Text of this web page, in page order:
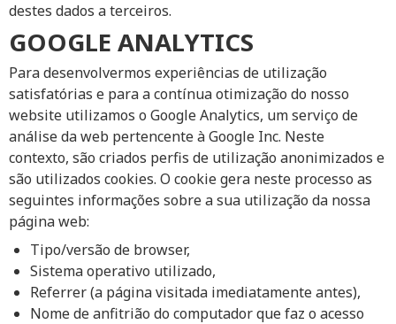
destes dados a terceiros.
GOOGLE ANALYTICS
Para desenvolvermos experiências de utilização
satisfatórias e para a contínua otimização do nosso
website utilizamos o Google Analytics, um serviço de
análise da web pertencente à Google Inc. Neste
contexto, são criados perfis de utilização anonimizados e
são utilizados cookies. O cookie gera neste processo as
seguintes informações sobre a sua utilização da nossa
página web:
Tipo/versão de browser,
Sistema operativo utilizado,
Referrer (a página visitada imediatamente antes),
Nome de anfitrião do computador que faz o acesso